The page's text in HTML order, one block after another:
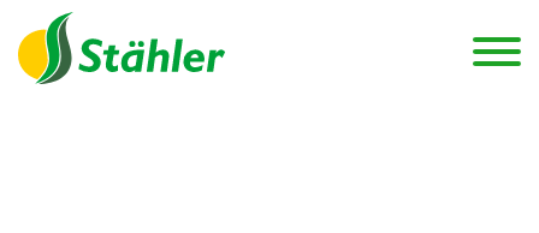
string(78) "Test 12 {FONT:12} // Dosierungen: test 123 dfasdf
asdfW134 245 34" string(62) "Test 12 {FONT:12} Dosierungen: test
123 dfasdf asdfW134 245 34"